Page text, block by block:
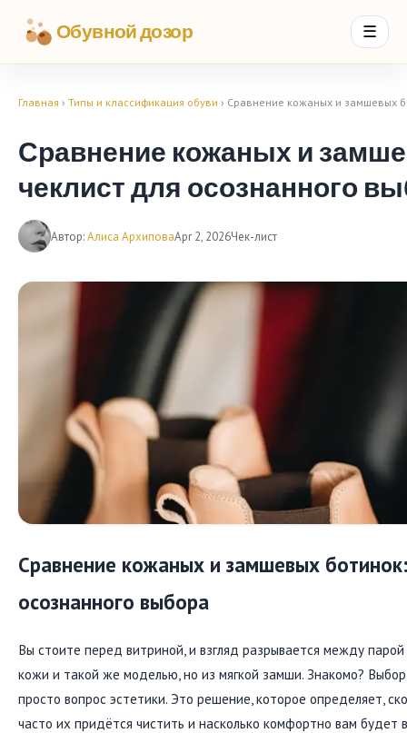
Обувной дозор ☰
Главная › Типы и классификация обуви › Сравнение кожаных и замшевых
Сравнение кожаных и
чеклист для осознанного
Автор:Алиса АрхиповаApr 2, 2026Чек-лист
Сравнение кожаных и замшевых
осознанного выбора
Вы стоите перед витриной, и взгляд разрывается между
кожи и такой же моделью, но из мягкой замши. Знакомо?
просто вопрос эстетики. Это решение, которое определяет,
часто их придётся чистить и насколько комфортно вам будет